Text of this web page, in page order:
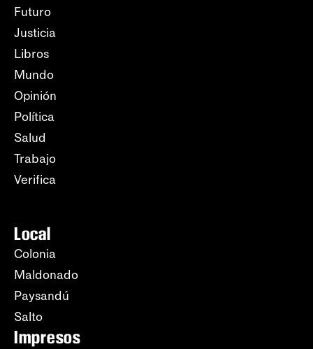
Futuro
Justicia
Libros
Mundo
Opinión
Política
Salud
Trabajo
Verifica
Local
Colonia
Maldonado
Paysandú
Salto
Impresos